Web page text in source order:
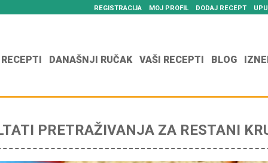
REGISTRACIJA MOJ PROFIL DODAJ RECEPT
DANAŠNJI RUČAK VAŠI RECEPTI BLOG
PRETRAŽIVANJA ZA RESTANI